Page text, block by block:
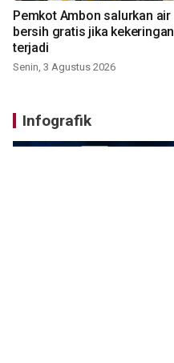
Pemkot Ambon salurkan air
bersih gratis jika kekeringan
terjadi
Senin, 3 Agustus 2026
Infografik